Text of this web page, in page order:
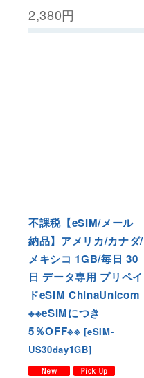
2,380円
不課税【eSIM/メール
納品】アメリカ/カナダ/
メキシコ 1GB/毎日 30
日 データ専用 プリペイ
ドeSIM ChinaUnicom
※※eSIMにつき
5％OFF※※ [eSIM-
US30day1GB]